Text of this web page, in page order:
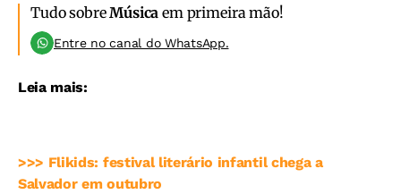
Tudo sobreMúsica em primeira mão!
Entre no canal do WhatsApp.
Leia mais:
>>> Flikids: festival literário infantil chega a
Salvador em outubro